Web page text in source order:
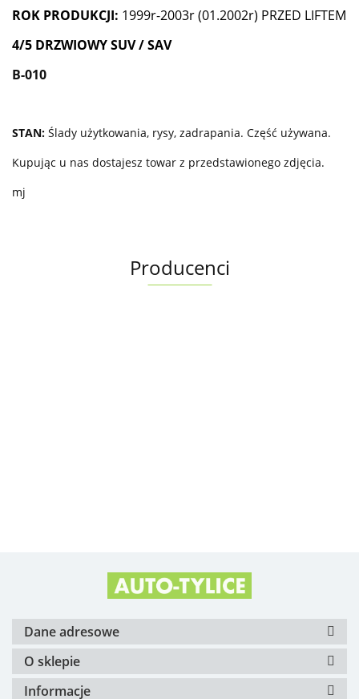
ROK PRODUKCJI: 1999r-2003r (01.2002r) PRZED LIFTEM
4/5 DRZWIOWY SUV / SAV
B-010
STAN: Ślady użytkowania, rysy, zadrapania. Część używana.
Kupując u nas dostajesz towar z przedstawionego zdjęcia.
mj
Producenci
Dane adresowe
O sklepie
Informacje